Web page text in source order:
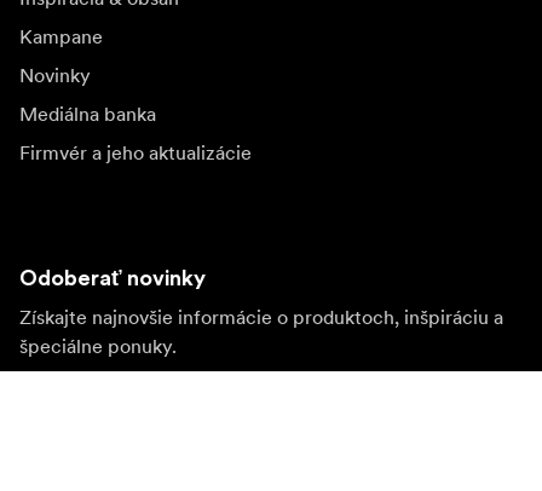
Kampane
Novinky
Mediálna banka
Firmvér a jeho aktualizácie
Odoberať novinky
Získajte najnovšie informácie o produktoch, inšpiráciu a
špeciálne ponuky.